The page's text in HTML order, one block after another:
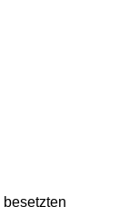
besetzten